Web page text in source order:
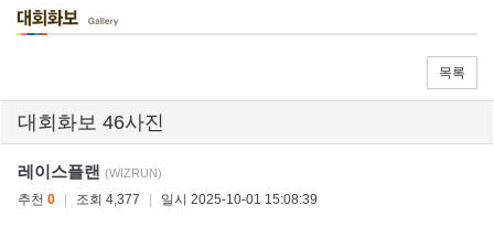
목록
대회화보 46사진
레이스플랜 (WIZRUN)
추천 0 조회 4,377 일시 2025-10-01 15:08:39